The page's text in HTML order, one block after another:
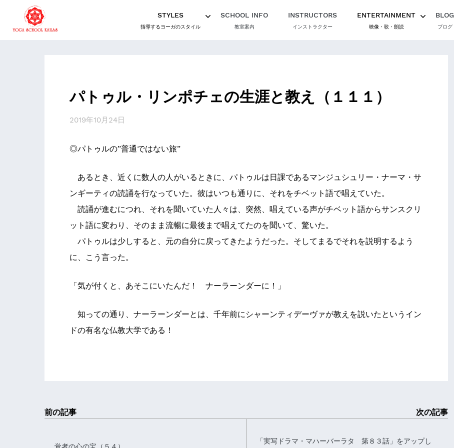
STYLES
指導するヨーガのスタイル
SCHOOL INFO
教室案内
INSTRUCTORS
インストラクター
ENTERTAINMENT
映像・歌・朗読
BLOG
ブログ
パトゥル・リンポチェの生涯と教え（１１１）
2019年10月24日
◎パトゥルの”普通ではない旅”
あるとき、近くに数人の人がいるときに、パトゥルは日課であるマンジュシュリー・ナーマ・サ
ンギーティの読誦を行なっていた。彼はいつも通りに、それをチベット語で唱えていた。
読誦が進むにつれ、それを聞いていた人々は、突然、唱えている声がチベット語からサンスクリ
ット語に変わり、そのまま流暢に最後まで唱えてたのを聞いて、驚いた。
パトゥルは少しすると、元の自分に戻ってきたようだった。そしてまるでそれを説明するよう
に、こう言った。
「気が付くと、あそこにいたんだ！ ナーラーンダーに！」
知っての通り、ナーラーンダーとは、千年前にシャーンティデーヴァが教えを説いたというイン
ドの有名な仏教大学である！
前の記事 次の記事
「実写ドラマ・マハーバーラタ 第８３話」をアップし